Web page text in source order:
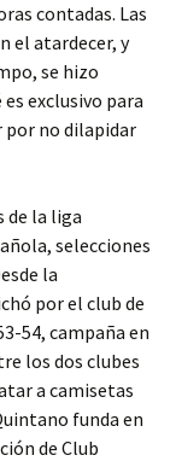
contadas. Las
el atardecer, y
se hizo
exclusivo para
por no dilapidar
de la liga
selecciones
la
por el club de
54, campaña en
los dos clubes
a camisetas
funda en
de Club